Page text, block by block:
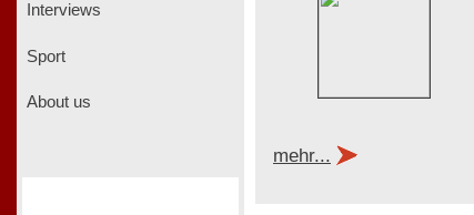
Interviews
Sport
About us
mehr...